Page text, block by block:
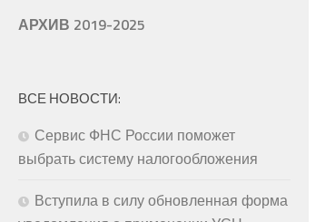
АРХИВ 2019-2025
ВСЕ НОВОСТИ:
Сервис ФНС России поможет
выбрать систему налогообложения
Вступила в силу обновленная форма